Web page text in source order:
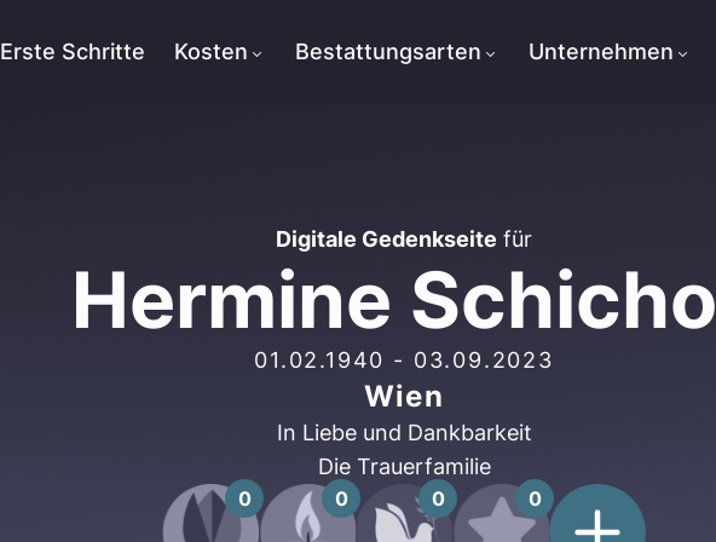
Erste Schritte Kosten Bestattungsarten Unternehmen
Digitale Gedenkseite für
Hermine Schicho
01.02.1940 - 03.09.2023
Wien
In Liebe und Dankbarkeit
Die Trauerfamilie
0 0 0 0